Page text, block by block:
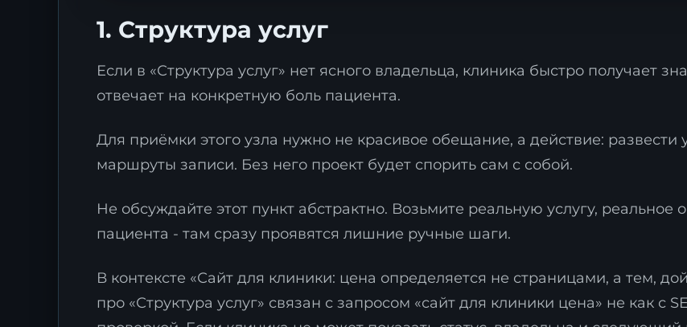
1. Структура услуг
Если в «Структура услуг» нет ясного владельца, клиника быстро получает
отвечает на конкретную боль пациента.
Для приёмки этого узла нужно не красивое обещание, а действие: развести
маршруты записи. Без него проект будет спорить сам с собой.
Не обсуждайте этот пункт абстрактно. Возьмите реальную услугу,
пациента - там сразу проявятся лишние ручные шаги.
В контексте «Сайт для клиники: цена определяется не страницами, а тем,
про «Структура услуг» связан с запросом «сайт для клиники цена» не как с